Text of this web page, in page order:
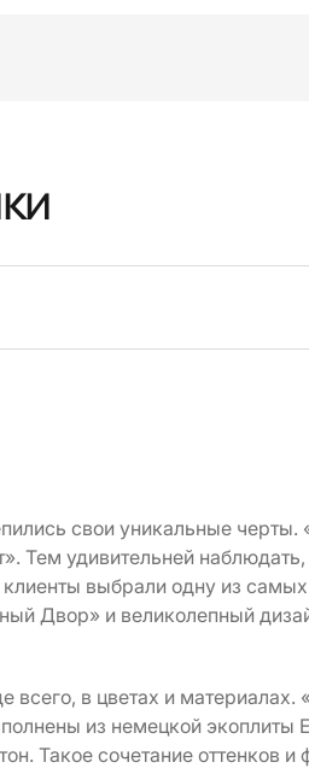
свои уникальные
Тем удивительней
выбрали одну из
Двор» и великолепный
всего, в цветах и
из немецкой экоплиты
Такое сочетание оттенков